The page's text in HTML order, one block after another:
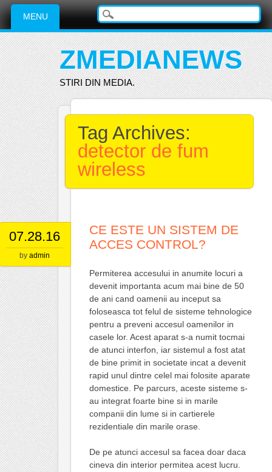
Main menu
Skip
content
MENU
ZMEDIANEWS
STIRI DIN MEDIA.
Tag Archives:
detector de fum
wireless
07.28.16
by admin
CE ESTE UN SISTEM DE
ACCES CONTROL?
Permiterea accesului in anumite locuri a
devenit importanta acum mai bine de 50
de ani cand oamenii au inceput sa
foloseasca tot felul de sisteme tehnologice
pentru a preveni accesul oamenilor in
casele lor. Acest aparat s-a numit tocmai
de atunci interfon, iar sistemul a fost atat
de bine primit in societate incat a devenit
rapid unul dintre celel mai folosite aparate
domestice. Pe parcurs, aceste sisteme s-
au integrat foarte bine si in marile
companii din lume si in cartierele
rezidentiale din marile orase.
De pe atunci accesul sa facea doar daca
cineva din interior permitea acest lucru.